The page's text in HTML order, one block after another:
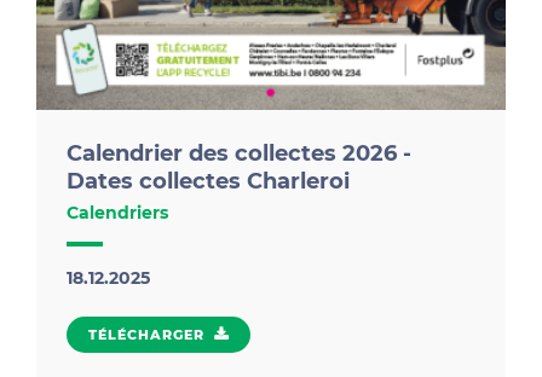
Calendrier des collectes 2026 -
Dates collectes Charleroi
Calendriers
18.12.2025
TÉLÉCHARGER
TÉLÉCHARGER